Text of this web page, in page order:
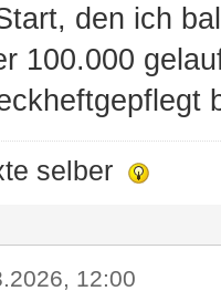
den ich
100.000
selber
12:00